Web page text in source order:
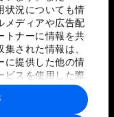
状況についても情
メディアや広告配
トナーに情報を共
された情報は、
に提供した他の情
ビスを使用した際
合わされ、各パー
ことがありま
用規約